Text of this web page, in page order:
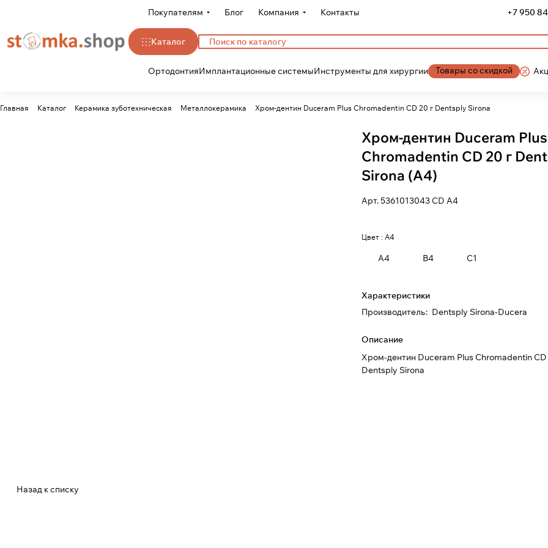
Покупателям Блог Компания Контакты +7 950
Каталог
ОртодонтияИмплантационные системыИнструменты для хирургии Товары со скидкой
Главная Каталог Керамика зуботехническая Металлокерамика Хром-дентин Duceram Plus Chromadentin CD 20 г Dentsply Sirona
Хром-дентин Duceram Plus
Chromadentin CD 20 г
Sirona (A4)
Арт.5361013043 СD A4
Цвет :A4
A4 B4 C1
Характеристики
Производитель: Dentsply Sirona-Ducera
Описание
Хром-дентин Duceram Plus Chromadentin
Dentsply Sirona
Назад к списку